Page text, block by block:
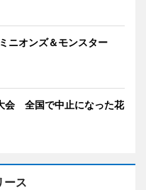
ニオンズ＆モンスター
会 全国で中止になった花
ース